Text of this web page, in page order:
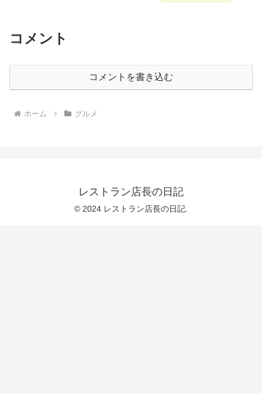
コメント
コメントを書き込む
ホーム グルメ
レストラン店長の日記
© 2024 レストラン店長の日記.